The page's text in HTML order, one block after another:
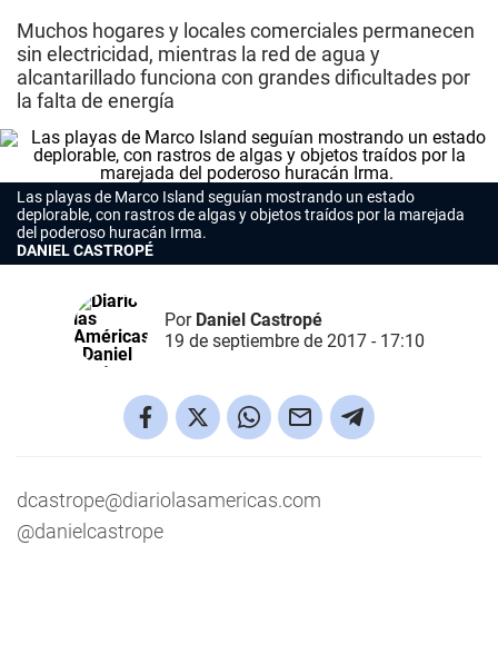
Muchos hogares y locales comerciales permanecen
sin electricidad, mientras la red de agua y
alcantarillado funciona con grandes dificultades por
la falta de energía
Las playas de Marco Island seguían mostrando un estado
deplorable, con rastros de algas y objetos traídos por la marejada
del poderoso huracán Irma.
DANIEL CASTROPÉ
Por Daniel Castropé
19 de septiembre de 2017 - 17:10
dcastrope@diariolasamericas.com
@danielcastrope